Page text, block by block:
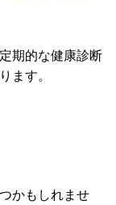
期的な健康診断
ます。
かもしれませ